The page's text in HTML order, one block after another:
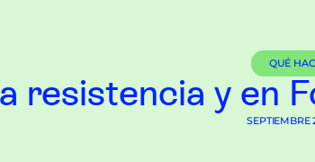
QUÉ
resistencia y en
SEPTIEMBRE